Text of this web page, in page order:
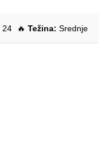
24 🔥 Težina: Srednje